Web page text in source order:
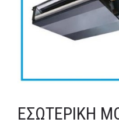
MEDIA
ΦΥΛΛΑΔΙΑ
E-SHOP
ΕΣΩΤΕΡΙΚΉ